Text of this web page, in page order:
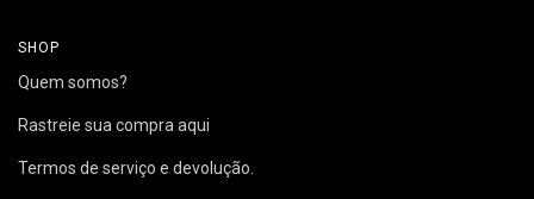
SHOP
Quem somos?
Rastreie sua compra aqui
Termos de serviço e devolução.